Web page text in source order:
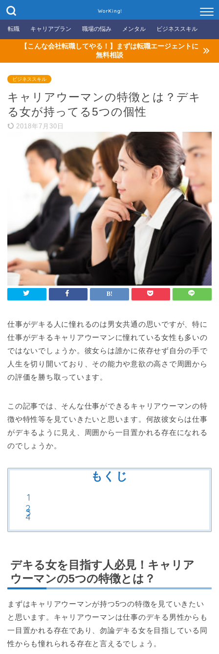
WorKing!
転職 キャリアプラン 職場の悩み メンタル ビジネススキル
【こんな会社転職してやる！】まずは転職エージェントに
無料相談
ビジネススキル
キャリアウーマンの特徴とは？デキ
る女が持ってる5つの個性
2018年7月30日
仕事がデキる人に憧れるのは男女共通の思いですが、特に
仕事がデキるキャリアウーマンに憧れている女性も多いの
ではないでしょうか。彼女らは誰かに依存せず自分の手で
人生を切り開いており、その能力や意欲の高さで周囲から
の評価を勝ち取っています。
この記事では、そんな仕事ができるキャリアウーマンの特
徴や特性等を見ていきたいと思います。何故彼女らは仕事
がデキるように見え、周囲から一目置かれる存在になれる
のでしょうか。
もくじ
デキる女を目指す人必見！キャリア
ウーマンの5つの特徴とは？
まずはキャリアウーマンが持つ5つの特徴を見ていきたい
と思います。キャリアウーマンは仕事のデキる男性からも
一目置かれる存在であり、勿論デキる女を目指している同
性からも憧れられる存在と言えるでしょう。